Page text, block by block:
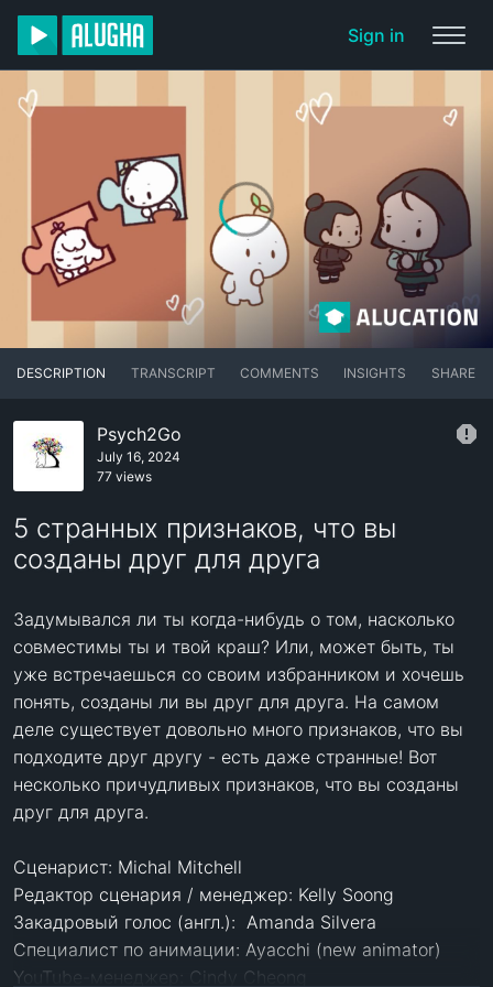
Sign in
DESCRIPTION TRANSCRIPT COMMENTS INSIGHTS SHARE
Psych2Go
July 16, 2024
77 views
5 странных признаков, что вы
созданы друг для друга
Задумывался ли ты когда-нибудь о том, насколько
совместимы ты и твой краш? Или, может быть, ты
уже встречаешься со своим избранником и хочешь
понять, созданы ли вы друг для друга. На самом
деле существует довольно много признаков, что вы
подходите друг другу - есть даже странные! Вот
несколько причудливых признаков, что вы созданы
друг для друга.
Сценарист: Michal Mitchell
Редактор сценария / менеджер: Kelly Soong
Закадровый голос (англ.):  Amanda Silvera
Специалист по анимации: Ayacchi (new animator)
YouTube-менеджер: Cindy Cheong